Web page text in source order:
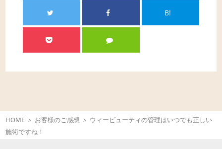
B!
HOME お客様のご感想
ウィービューティの管理はいつでも正しい
施術ですね！